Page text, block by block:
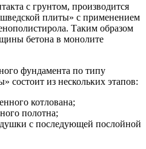
с грунтом, производится
плиты» с применением
Таким образом
бетона в монолите
фундамента по типу
состоит из нескольких этапов:
котлована;
полотна;
с последующей послойной